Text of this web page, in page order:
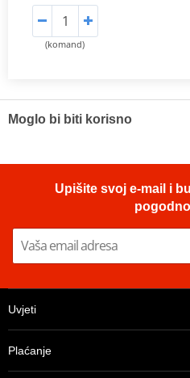
(komand)
Moglo bi biti korisno
ml (ideal for
Upišite svoj e-mail i
Uvjeti
Plaćanje